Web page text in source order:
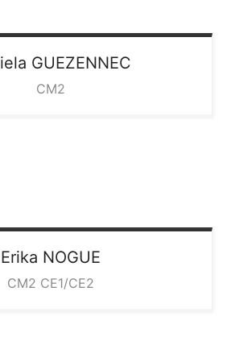
GUEZENNEC
CM2
Erika NOGUE
CM2 CE1/CE2